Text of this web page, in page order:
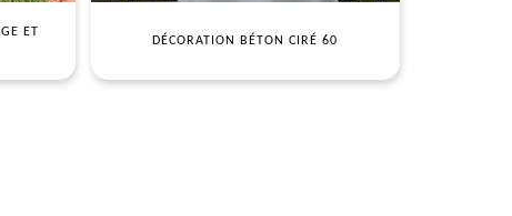
ET
DÉCORATION BÉTON CIRÉ 60